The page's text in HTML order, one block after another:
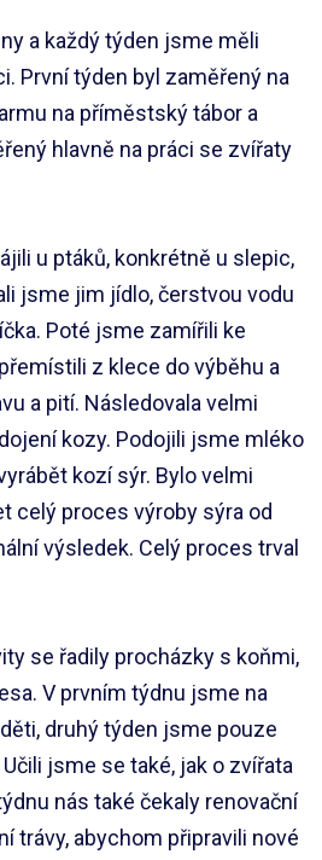
a každý týden jsme měli
První týden byl zaměřený na
na příměstský tábor a
hlavně na práci se zvířaty
u ptáků, konkrétně u slepic,
jsme jim jídlo, čerstvou vodu
Poté jsme zamířili ke
z klece do výběhu a
a pití. Následovala velmi
kozy. Podojili jsme mléko
kozí sýr. Bylo velmi
celý proces výroby sýra od
výsledek. Celý proces trval
se řadily procházky s koňmi,
V prvním týdnu jsme na
druhý týden jsme pouze
jsme se také, jak o zvířata
nás také čekaly renovační
trávy, abychom připravili nové